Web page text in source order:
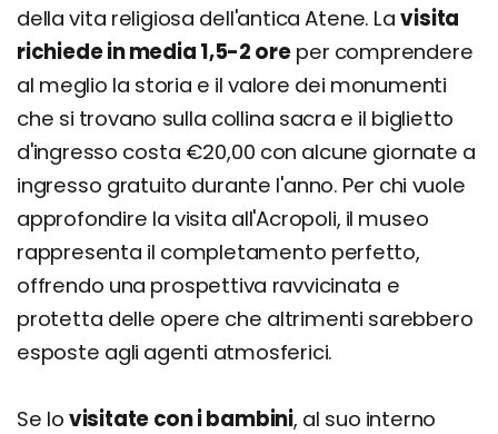
della vita religiosa dell'antica Atene. Lavisita
richiede in media 1,5-2 oreper comprendere
al meglio la storia e il valore dei monumenti
che si trovano sulla collina sacra e il biglietto
d'ingresso costa €20,00 con alcune giornate a
ingresso gratuito durante l'anno. Per chi vuole
approfondire la visita all'Acropoli, il museo
rappresenta il completamento perfetto,
offrendo una prospettiva ravvicinata e
protetta delle opere che altrimenti sarebbero
esposte agli agenti atmosferici.
Se lo visitate con i bambini, al suo interno